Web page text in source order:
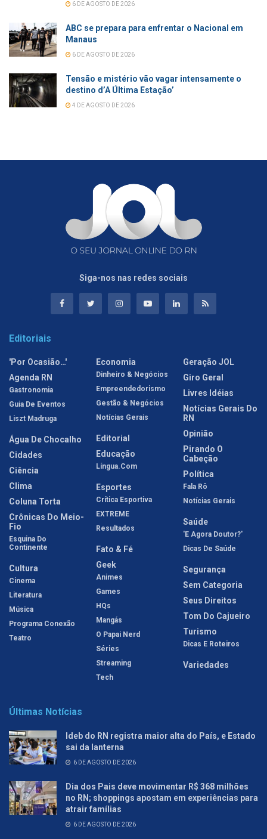
6 DE AGOSTO DE 2026
ABC se prepara para enfrentar o Nacional em
Manaus
6 DE AGOSTO DE 2026
Tensão e mistério vão vagar intensamente o
destino d’A Última Estação’
4 DE AGOSTO DE 2026
Siga-nos nas redes sociais
Editoriais
'Por Ocasião…'
Agenda RN
Gastronomia
Guia De Eventos
Liszt Madruga
Água De Chocalho
Cidades
Ciência
Clima
Coluna Torta
Crônicas Do Meio-
Fio
Esquina Do
Continente
Cultura
Cinema
Literatura
Música
Programa Conexão
Teatro
Economia
Dinheiro & Negócios
Empreendedorismo
Gestão & Negócios
Notícias Gerais
Editorial
Educação
Língua.com
Esportes
Crítica Esportiva
EXTREME
Resultados
Fato & Fé
Geek
Animes
Games
HQs
Mangás
O Papai Nerd
Séries
Streaming
Tech
Geração JOL
Giro Geral
Livres Idéias
Notícias Gerais Do
RN
Opinião
Pirando O
Cabeção
Política
Fala Rô
Notícias Gerais
Saúde
'E Agora Doutor?'
Dicas De Saúde
Segurança
Sem Categoria
Seus Direitos
Tom Do Cajueiro
Turismo
Dicas E Roteiros
Variedades
Últimas Notícias
Ideb do RN registra maior alta do País, e Estado
sai da lanterna
6 DE AGOSTO DE 2026
Dia dos Pais deve movimentar R$ 368 milhões
no RN; shoppings apostam em experiências para
atrair famílias
6 DE AGOSTO DE 2026